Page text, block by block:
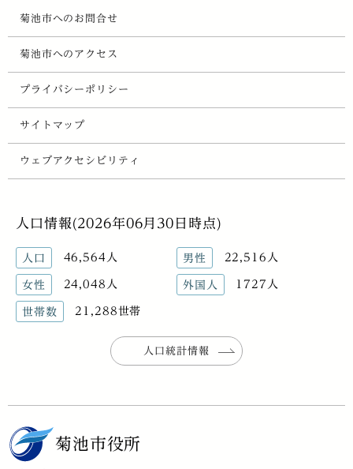
菊池市へのお問合せ
菊池市へのアクセス
プライバシーポリシー
サイトマップ
ウェブアクセシビリティ
人口情報(2026年06月30日時点)
人口 46,564人 男性 22,516人
女性 24,048人 外国人 1727人
世帯数 21,288世帯
人口統計情報
菊池市役所